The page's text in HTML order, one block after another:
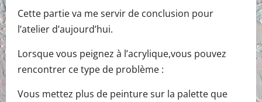
Cette partie va me servir de conclusion pour
l’atelier d’aujourd’hui.
Lorsque vous peignez à l’acrylique,vous pouvez
rencontrer ce type de problème :
Vous mettez plus de peinture sur la palette que